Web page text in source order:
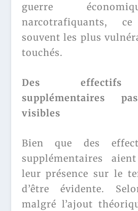
guerre
narcotrafiquants,
souvent les plus
touchés.
Des effectifs
supplémentaires
visibles
Bien que des
supplémentaires
leur présence sur le
d’être évidente.
malgré l’ajout